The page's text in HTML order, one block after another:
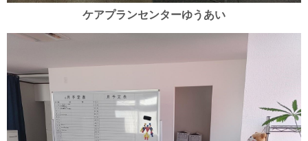
ケアプランセンターゆうあい